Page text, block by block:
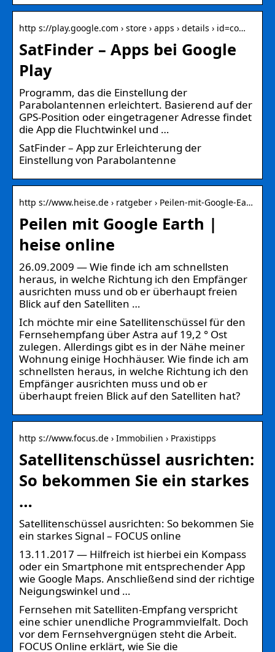
http s://play.google.com › store › apps › details › id=co…
SatFinder – Apps bei Google
Play
Programm, das die Einstellung der
Parabolantennen erleichtert. Basierend auf der
GPS-Position oder eingetragener Adresse findet
die App die Fluchtwinkel und …
SatFinder – App zur Erleichterung der
Einstellung von Parabolantenne
http s://www.heise.de › ratgeber › Peilen-mit-Google-Ea…
Peilen mit Google Earth |
heise online
26.09.2009 — Wie finde ich am schnellsten
heraus, in welche Richtung ich den Empfänger
ausrichten muss und ob er überhaupt freien
Blick auf den Satelliten …
Ich möchte mir eine Satellitenschüssel für den
Fernsehempfang über Astra auf 19,2 ° Ost
zulegen. Allerdings gibt es in der Nähe meiner
Wohnung einige Hochhäuser. Wie finde ich am
schnellsten heraus, in welche Richtung ich den
Empfänger ausrichten muss und ob er
überhaupt freien Blick auf den Satelliten hat?
http s://www.focus.de › Immobilien › Praxistipps
Satellitenschüssel ausrichten:
So bekommen Sie ein starkes
…
Satellitenschüssel ausrichten: So bekommen Sie
ein starkes Signal – FOCUS online
13.11.2017 — Hilfreich ist hierbei ein Kompass
oder ein Smartphone mit entsprechender App
wie Google Maps. Anschließend sind der richtige
Neigungswinkel und …
Fernsehen mit Satelliten-Empfang verspricht
eine schier unendliche Programmvielfalt. Doch
vor dem Fernsehvergnügen steht die Arbeit.
FOCUS Online erklärt, wie Sie die